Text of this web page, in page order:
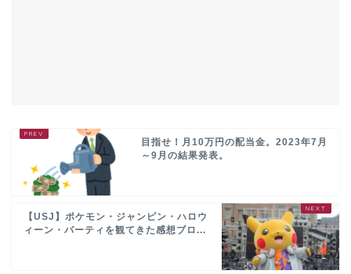
目指せ！月10万円の配当金。2023年7月
～9月の結果発表。
【USJ】ポケモン・ジャンピン・ハロウ
ィーン・パーティを観てきた感想ブロ...